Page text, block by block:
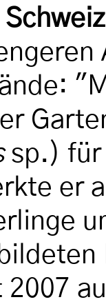
Schweiz
sp.) für
er